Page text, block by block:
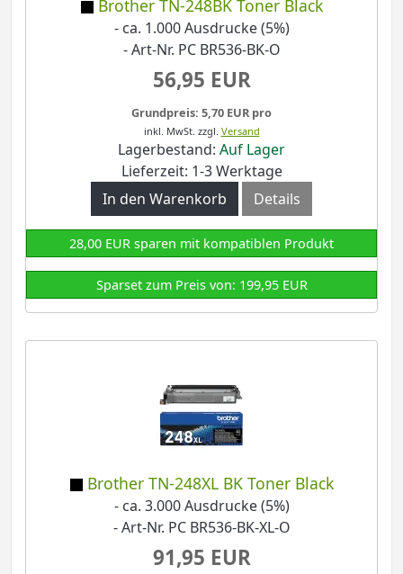
Brother TN-248BK Toner Black
- ca. 1.000 Ausdrucke (5%)
- Art-Nr. PC BR536-BK-O
56,95 EUR
Grundpreis: 5,70 EUR pro
inkl. MwSt. zzgl. Versand
Lagerbestand: Auf Lager
Lieferzeit: 1-3 Werktage
In den Warenkorb
Details
28,00 EUR sparen mit kompatiblen Produkt
Sparset zum Preis von: 199,95 EUR
Brother TN-248XL BK Toner Black
- ca. 3.000 Ausdrucke (5%)
- Art-Nr. PC BR536-BK-XL-O
91,95 EUR